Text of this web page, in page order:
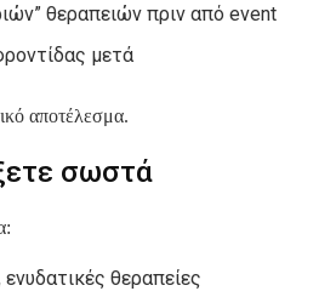
θεραπειών πριν από event
μετά
αποτέλεσμα.
σωστά
θεραπείες